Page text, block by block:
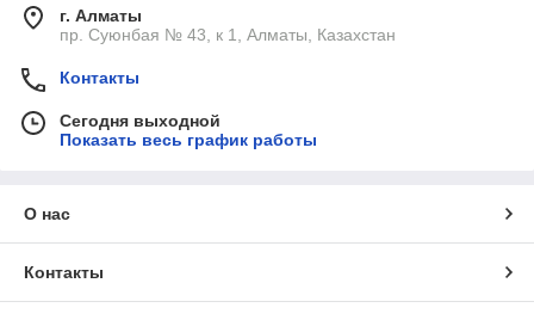
г. Алматы
пр. Суюнбая № 43, к 1, Алматы, Казахстан
Контакты
Сегодня выходной
Показать весь график работы
О нас
Контакты